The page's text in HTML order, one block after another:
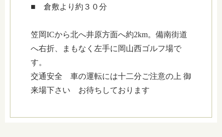
■ 倉敷より約３０分
笠岡ICから北へ井原方面へ約2km。備南街道
へ右折、まもなく左手に岡山西ゴルフ場で
す。
交通安全 車の運転には十二分ご注意の上 御
来場下さい お待ちしております